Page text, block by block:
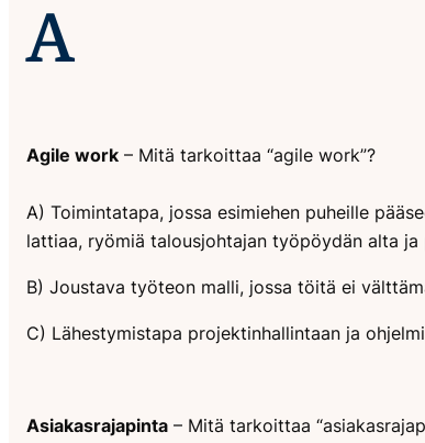
A
Agile work – Mitä tarkoittaa “agile work”?
A) Toimintatapa, jossa esimiehen puheille
lattiaa, ryömiä talousjohtajan työpöydän alta
B) Joustava työteon malli, jossa töitä ei
C) Lähestymistapa projektinhallintaan ja
Asiakasrajapinta – Mitä tarkoittaa